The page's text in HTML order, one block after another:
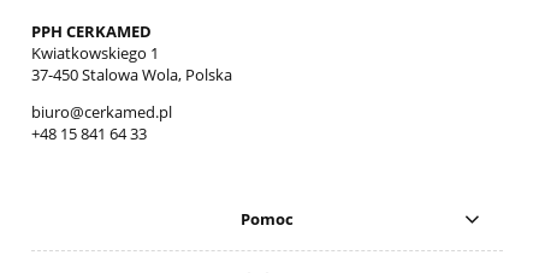
PPH CERKAMED
Kwiatkowskiego 1
37-450 Stalowa Wola, Polska
biuro@cerkamed.pl
+48 15 841 64 33
Pomoc